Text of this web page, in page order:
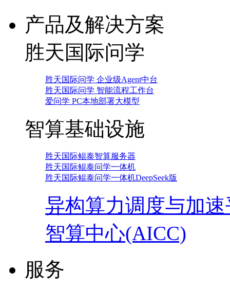
产品及解决方案
胜天国际问学
胜天国际问学 企业级Agent中台
胜天国际问学 智能流程工作台
爱问学 PC本地部署大模型
智算基础设施
胜天国际鲲泰智算服务器
胜天国际鲲泰问学一体机
胜天国际鲲泰问学一体机DeepSeek版
异构算力调度与加
智算中心(AICC)
服务